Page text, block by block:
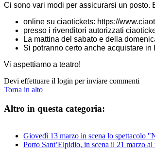
Ci sono vari modi per assicurarsi un posto.
online su ciaotickets: https://
presso i rivenditori autorizzati
La mattina del sabato e della
Si potranno certo anche acquistare
Vi aspettiamo a teatro!
Devi effettuare il login per inviare commenti
Torna in alto
Altro in questa categoria:
Giovedì 13 marzo in scena lo spettacolo
Porto Sant’Elpidio, in scena il 21 marzo